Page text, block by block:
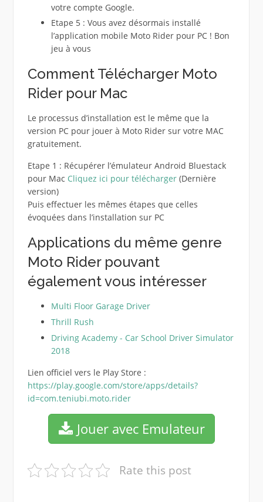
votre compte Google.
Etape 5 : Vous avez désormais installé
l’application mobile Moto Rider pour PC ! Bon
jeu à vous
Comment Télécharger Moto
Rider pour Mac
Le processus d’installation est le même que la
version PC pour jouer à Moto Rider sur votre MAC
gratuitement.
Etape 1 : Récupérer l’émulateur Android Bluestack
pour Mac Cliquez ici pour télécharger(Dernière
version)
Puis effectuer les mêmes étapes que celles
évoquées dans l’installation sur PC
Applications du même genre
Moto Rider pouvant
également vous intéresser
Multi Floor Garage Driver
Thrill Rush
Driving Academy - Car School Driver Simulator
2018
Lien officiel vers le Play Store :
https://play.google.com/store/apps/details?
id=com.teniubi.moto.rider
Jouer avec Emulateur
Rate this post